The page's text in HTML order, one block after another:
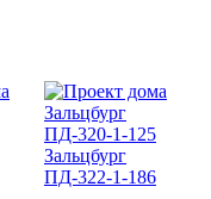
Зальцбург
ПД-322-1-186